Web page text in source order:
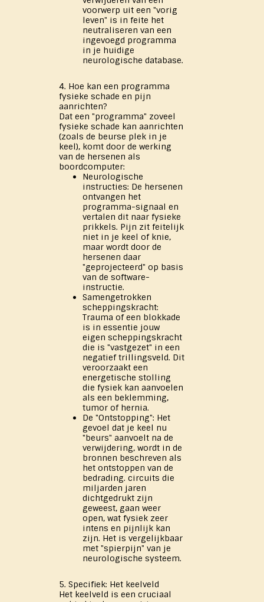
voorwerp uit een "vorig
leven" is in feite het
neutraliseren van een
ingevoegd programma
in je huidige
neurologische database.
4. Hoe kan een programma
fysieke schade en pijn
aanrichten?
Dat een "programma" zoveel
fysieke schade kan aanrichten
(zoals de beurse plek in je
keel), komt door de werking
van de hersenen als
boordcomputer:
Neurologische
instructies: De hersenen
ontvangen het
programma-signaal en
vertalen dit naar fysieke
prikkels. Pijn zit feitelijk
niet in je keel of knie,
maar wordt door de
hersenen daar
"geprojecteerd" op basis
van de software-
instructie.
Samengetrokken
scheppingskracht:
Trauma of een blokkade
is in essentie jouw
eigen scheppingskracht
die is "vastgezet" in een
negatief trillingsveld. Dit
veroorzaakt een
energetische stolling
die fysiek kan aanvoelen
als een beklemming,
tumor of hernia.
De "Ontstopping": Het
gevoel dat je keel nu
"beurs" aanvoelt na de
verwijdering, wordt in de
bronnen beschreven als
het ontstoppen van de
bedrading. circuits die
miljarden jaren
dichtgedrukt zijn
geweest, gaan weer
open, wat fysiek zeer
intens en pijnlijk kan
zijn. Het is vergelijkbaar
met "spierpijn" van je
neurologische systeem.
5. Specifiek: Het keelveld
Het keelveld is een cruciaal